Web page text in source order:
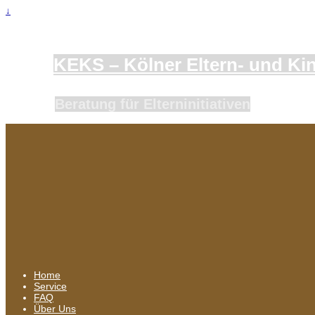
↓
KEKS – Kölner Eltern- und
Home
Service
FAQ
Über Uns